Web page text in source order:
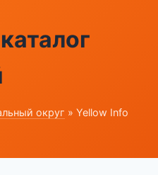
округ » Yellow Info